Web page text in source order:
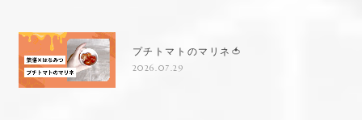
プチトマトのマリネ🍅
2026.07.29